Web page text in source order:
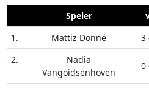
Speler
1.
Mattiz Donné 3
2.
Nadia
Vangoidsenhoven
0